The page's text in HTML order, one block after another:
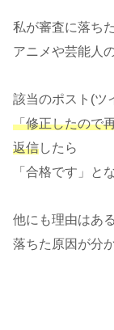
私が審査に落ち
アニメや芸能人
該当のポスト(ツ
「修正したので
返信したら
「合格です」と
他にも理由はあ
落ちた原因が分